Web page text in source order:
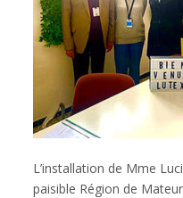
L’installation de Mme
paisible Région de